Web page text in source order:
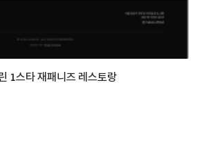
1스타 재패니즈 레스토랑